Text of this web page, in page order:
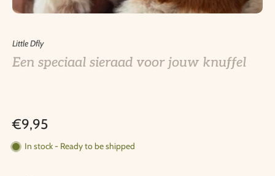
Little Dfly
Een speciaal sieraad voor jouw knuffel
€9,95
In stock - Ready to be shipped